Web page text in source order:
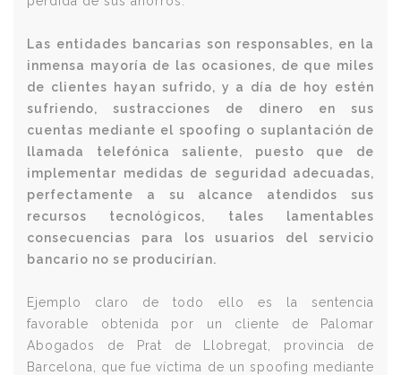
Las entidades bancarias son responsables, en la
inmensa mayoría de las ocasiones, de que miles
de clientes hayan sufrido, y a día de hoy estén
sufriendo, sustracciones de dinero en sus
cuentas mediante el spoofing o suplantación de
llamada telefónica saliente, puesto que de
implementar medidas de seguridad adecuadas,
perfectamente a su alcance atendidos sus
recursos tecnológicos, tales lamentables
consecuencias para los usuarios del servicio
bancario no se producirían.
Ejemplo claro de todo ello es la sentencia
favorable obtenida por un cliente de Palomar
Abogados de Prat de Llobregat, provincia de
Barcelona, que fue víctima de un spoofing mediante